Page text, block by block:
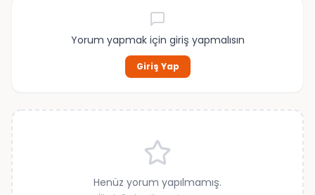
Yorum yapmak için giriş yapmalısın
Giriş Yap
Henüz yorum yapılmamış.